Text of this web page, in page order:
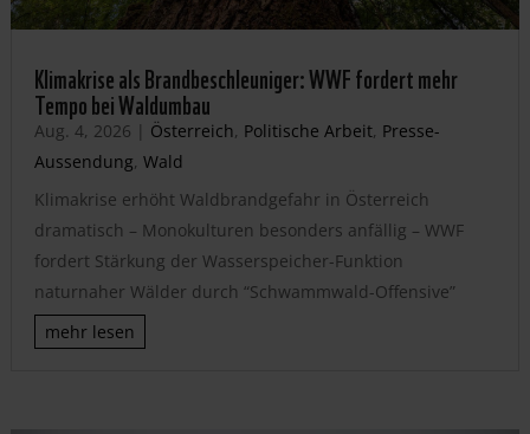
Klimakrise als Brandbeschleuniger: WWF fordert mehr
Tempo bei Waldumbau
Aug. 4, 2026 | Österreich, Politische Arbeit, Presse-
Aussendung, Wald
Klimakrise erhöht Waldbrandgefahr in Österreich
dramatisch – Monokulturen besonders anfällig – WWF
fordert Stärkung der Wasserspeicher-Funktion
naturnaher Wälder durch “Schwammwald-Offensive”
mehr lesen